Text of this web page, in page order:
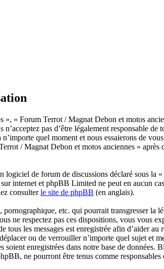
», « Forum Terrot / Magnat Debon et motos
pas d’être légalement responsable de
quel moment et nous essaierons de
/ Magnat Debon et motos anciennes » après
de forum de discussions déclaré sous la «
internet et phpBB Limited ne peut en aucun
consulterle site de phpBB (en anglais).
etc. qui pourrait transgresser la
ne respectez pas ces dispositions, vous vous
les messages est enregistrée afin d’aider
ou de verrouiller n’importe quel sujet et
enregistrées dans notre base de données.
ne pourront être tenus comme